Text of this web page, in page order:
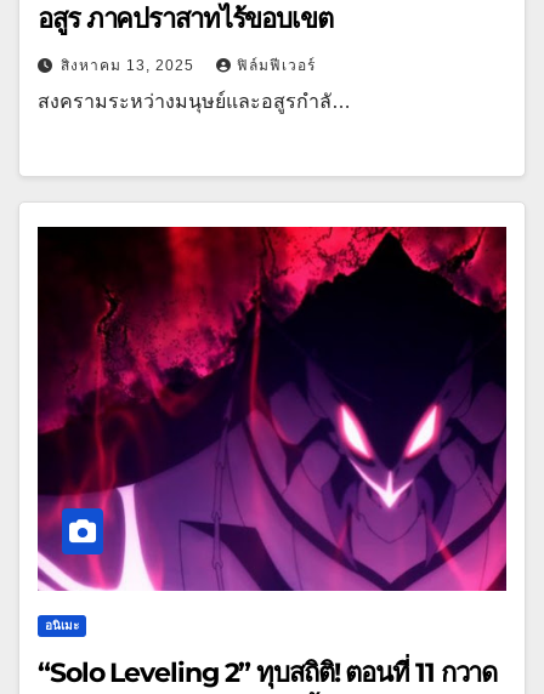
อสูร ภาคปราสาทไร้ขอบเขต
สิงหาคม 13, 2025 ฟิล์มฟีเวอร์
สงครามระหว่างมนุษย์และอสูรกำลั…
อนิเมะ
“Solo Leveling 2” ทุบสถิติ! ตอนที่ 11 กวาด